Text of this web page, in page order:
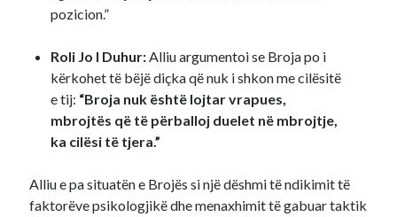
pozicion.”
Roli Jo I Duhur:Alliu argumentoi se Broja po i
kërkohet të bëjë diçka që nuk i shkon me cilësitë
e tij: “Broja nuk është lojtar vrapues,
mbrojtës që të përballoj duelet në mbrojtje,
ka cilësi të tjera.”
Alliu e pa situatën e Brojës si një dëshmi të ndikimit të
faktorëve psikologjikë dhe menaxhimit të gabuar taktik